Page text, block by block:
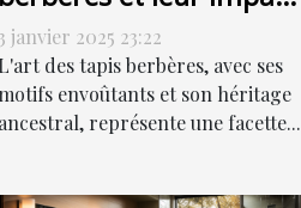
janvier 2025 23:22
des tapis berbères, avec ses
envoûtants et son héritage
ancestral, représente une facette...